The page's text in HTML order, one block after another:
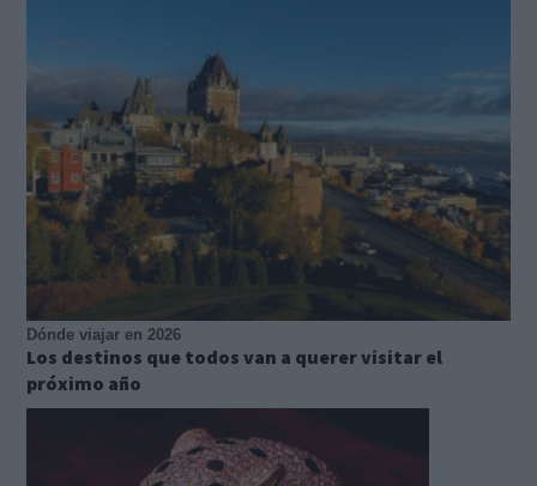
Dónde viajar en 2026
Los destinos que todos van a querer visitar el
próximo año